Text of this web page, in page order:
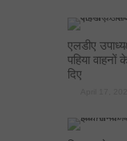
एलडीए
पहिया
दिए